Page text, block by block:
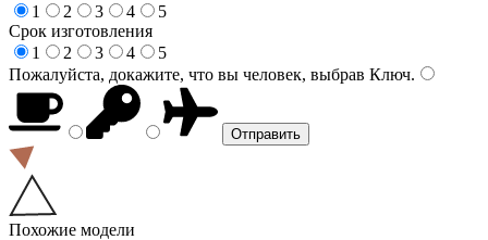
1
2 3 4
5
Срок изготовления
1
2 3 4
5
Пожалуйста, докажите, что вы человек, выбрав Ключ.
Похожие модели